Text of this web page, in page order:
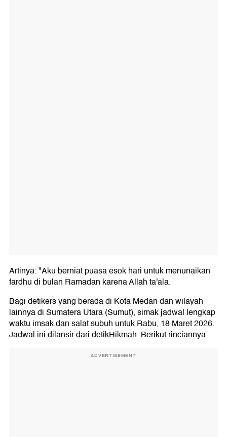
Artinya: "Aku berniat puasa esok hari untuk menunaikan
fardhu di bulan Ramadan karena Allah ta'ala.
Bagi detikers yang berada di Kota Medan dan wilayah
lainnya di Sumatera Utara (Sumut), simak jadwal lengkap
waktu imsak dan salat subuh untuk Rabu, 18 Maret 2026.
Jadwal ini dilansir dari detikHikmah. Berikut rinciannya:
ADVERTISEMENT